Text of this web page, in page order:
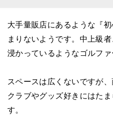
大手量販店にあるような『
まりないようです。中上級
浸かっているようなゴルファ
スペースは広くないですが
クラブやグッズ好きにはた
す。